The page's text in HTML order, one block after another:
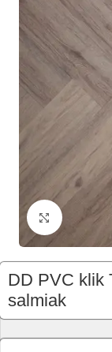
Klik om
DD PVC klik
salmiak